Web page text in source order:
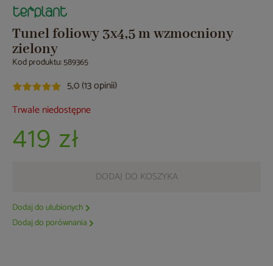
Tunel foliowy 3x4,5 m wzmocniony
zielony
Kod produktu: 589365
5,0 (13 opinii)
Trwale niedostępne
419 zł
DODAJ DO KOSZYKA
Dodaj do ulubionych
Dodaj do porównania